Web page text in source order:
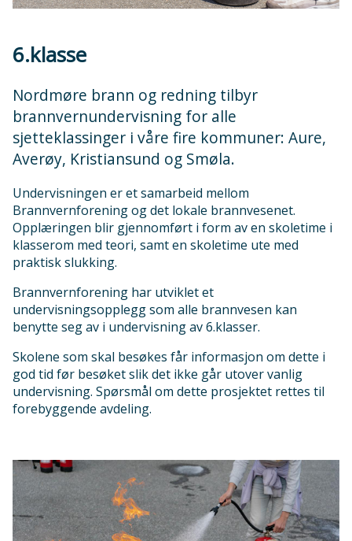
6.klasse
Nordmøre brann og redning tilbyr
brannvernundervisning for alle
sjetteklassinger i våre fire kommuner: Aure,
Averøy, Kristiansund og Smøla.
Undervisningen er et samarbeid mellom
Brannvernforening og det lokale brannvesenet.
Opplæringen blir gjennomført i form av en skoletime i
klasserom med teori, samt en skoletime ute med
praktisk slukking.
Brannvernforening har utviklet et
undervisningsopplegg som alle brannvesen kan
benytte seg av i undervisning av 6.klasser.
Skolene som skal besøkes får informasjon om dette i
god tid før besøket slik det ikke går utover vanlig
undervisning. Spørsmål om dette prosjektet rettes til
forebyggende avdeling.